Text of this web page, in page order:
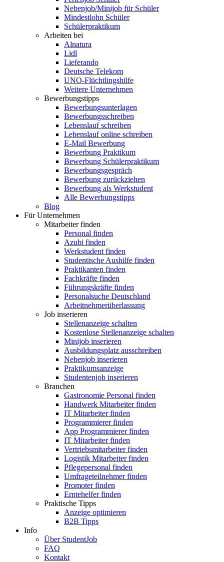
Nebenjob/Minijob für Schüler
Mindestlohn Schüler
Schülerpraktikum
Arbeiten bei
Alnatura
Lidl
Lieferando
Deutsche Telekom
UNO-Flüchtlingshilfe
Weitere Unternehmen
Bewerbungstipps
Bewerbungsunterlagen
Bewerbungsschreiben
Lebenslauf schreiben
Lebenslauf online schreiben
E-Mail Bewerbung
Bewerbung Praktikum
Bewerbung Schülerpraktikum
Bewerbungsgespräch
Bewerbung zurückziehen
Bewerbung als Werkstudent
Alle Bewerbungstipps
Blog
Für Unternehmen
Mitarbeiter finden
Personal finden
Azubi finden
Werkstudent finden
Studentische Aushilfe finden
Praktikanten finden
Fachkräfte finden
Führungskräfte finden
Personalsuche Deutschland
Arbeitnehmerüberlassung
Job inserieren
Stellenanzeige schalten
Kostenlose Stellenanzeige schalten
Minijob inserieren
Ausbildungsplatz ausschreiben
Nebenjob inserieren
Praktikumsanzeige
Studentenjob inserieren
Branchen
Gastronomie Personal finden
Handwerk Mitarbeiter finden
IT Mitarbeiter finden
Programmierer finden
App Programmierer finden
IT Mitarbeiter finden
Vertriebsmitarbeiter finden
Logistik Mitarbeiter finden
Pflegepersonal finden
Umfrageteilnehmer finden
Promoter finden
Erntehelfer finden
Praktische Tipps
Anzeige optimieren
B2B Tipps
Info
Über StudentJob
FAQ
Kontakt